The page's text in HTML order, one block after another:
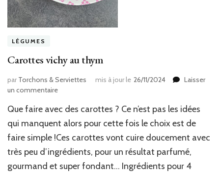
LÉGUMES
Carottes vichy au thym
par Torchons & Serviettes mis à jour le 26/11/2024
Laisser
un commentairesur
vichy
au
Que faire avec des carottes ? Ce n’est pas les idées
qui manquent alors pour cette fois le choix est de
faire simple !Ces carottes vont cuire doucement avec
très peu d’ingrédients, pour un résultat parfumé,
gourmand et super fondant… Ingrédients pour 4